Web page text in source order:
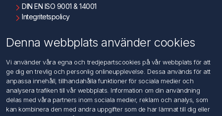
DIN EN ISO 9001 & 14001
Integritetspolicy
Kontakta oss
Kundtjänst
Sök
Denna webbplats använder cookies
Vi använder våra egna och tredjepartscookies på vår webbplats för att
ge dig en trevlig och personlig onlineupplevelse. Dessa används för att
anpassa innehåll, tillhandahålla funktioner för sociala medier och
analysera trafiken till vår webbplats. Information om din användning
delas med våra partners inom sociala medier, reklam och analys, som
kan kombinera den med andra uppgifter som de har lämnat till dig eller